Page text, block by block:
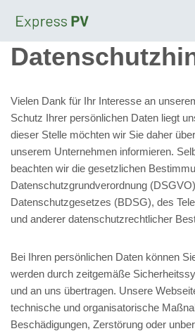
Inhalt
Vielen Dank für Ihr Interesse an
Schutz Ihrer persönlichen Daten liegt
dieser Stelle möchten wir Sie daher
unserem Unternehmen informieren.
beachten wir die gesetzlichen
Datenschutzgrundverordnung
Datenschutzgesetzes (BDSG), des
und anderer datenschutzrechtlicher
Bei Ihren persönlichen Daten können
werden durch zeitgemäße
und an uns übertragen. Unsere
technische und organisatorische
Beschädigungen, Zerstörung oder